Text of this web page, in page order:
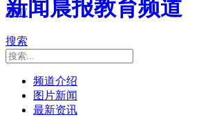
导航
新闻晨报教育频道
搜索
频道介绍
图片新闻
最新资讯